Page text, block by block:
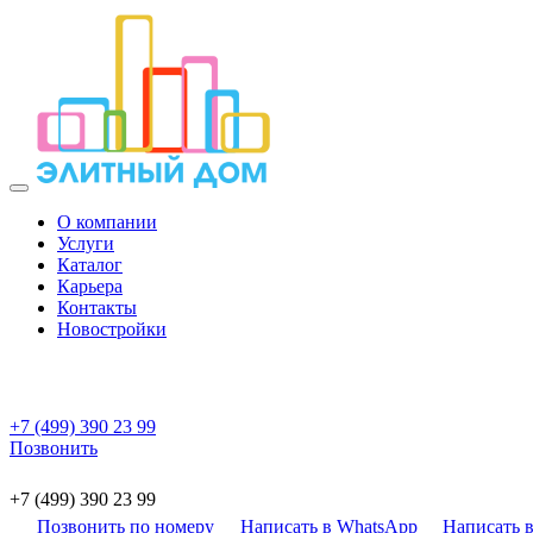
О компании
Услуги
Каталог
Карьера
Контакты
Новостройки
+7 (499) 390 23 99
Позвонить
+7 (499) 390 23 99
Позвонить по номеру
Написать в WhatsApp Написать